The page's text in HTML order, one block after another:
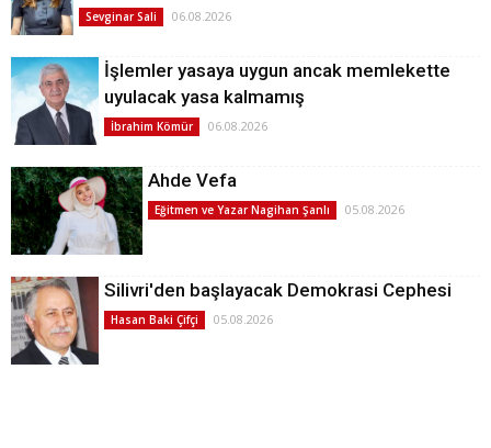
Sevginar Sali 06.08.2026
İşlemler yasaya uygun ancak memlekette
uyulacak yasa kalmamış
İbrahim Kömür 06.08.2026
Ahde Vefa
Eğitmen ve Yazar Nagihan Şanlı 05.08.2026
Silivri'den başlayacak Demokrasi Cephesi
Hasan Baki Çifçi 05.08.2026